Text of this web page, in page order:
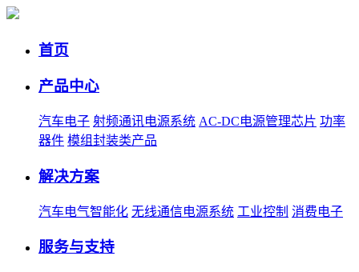
首页
产品中心
汽车电子 射频通讯电源系统 AC-DC电源管理芯片 功率
器件 模组封装类产品
解决方案
汽车电气智能化 无线通信电源系统 工业控制 消费电子
服务与支持